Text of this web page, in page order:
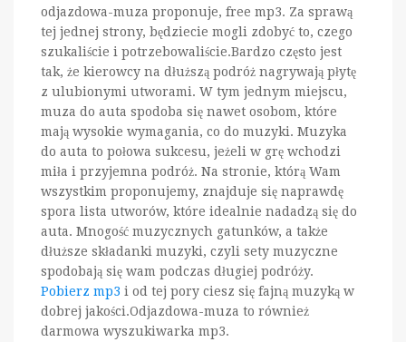
odjazdowa-muza proponuje, free mp3. Za sprawą
tej jednej strony, będziecie mogli zdobyć to, czego
szukaliście i potrzebowaliście.Bardzo często jest
tak, że kierowcy na dłuższą podróż nagrywają płytę
z ulubionymi utworami. W tym jednym miejscu,
muza do auta spodoba się nawet osobom, które
mają wysokie wymagania, co do muzyki. Muzyka
do auta to połowa sukcesu, jeżeli w grę wchodzi
miła i przyjemna podróż. Na stronie, którą Wam
wszystkim proponujemy, znajduje się naprawdę
spora lista utworów, które idealnie nadadzą się do
auta. Mnogość muzycznych gatunków, a także
dłuższe składanki muzyki, czyli sety muzyczne
spodobają się wam podczas długiej podróży.
Pobierz mp3 i od tej pory ciesz się fajną muzyką w
dobrej jakości.Odjazdowa-muza to również
darmowa wyszukiwarka mp3.